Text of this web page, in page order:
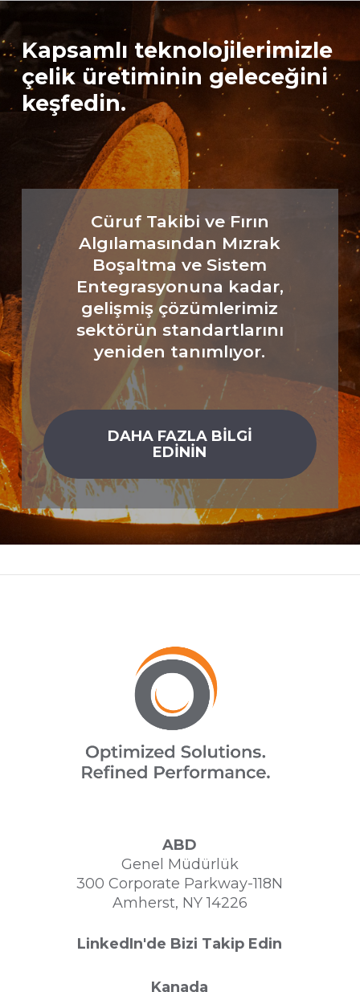
Kapsamlı teknolojilerimizle
çelik üretiminin geleceğini
keşfedin.
Cüruf Takibi ve Fırın
Algılamasından Mızrak
Boşaltma ve Sistem
Entegrasyonuna kadar,
gelişmiş çözümlerimiz
sektörün standartlarını
yeniden tanımlıyor.
DAHA FAZLA BİLGİ
EDİNİN
ABD
Genel Müdürlük
300 Corporate Parkway-118N
Amherst, NY 14226
LinkedIn'de Bizi Takip Edin
Kanada